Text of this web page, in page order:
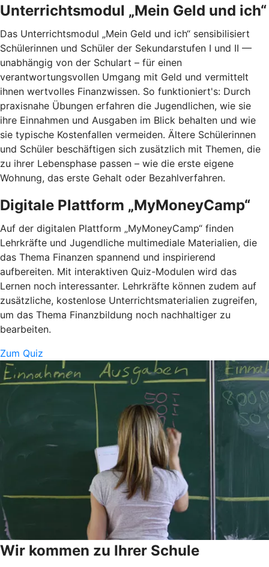
Unterrichtsmodul „Mein Geld und ich“
Das Unterrichtsmodul „Mein Geld und ich“ sensibilisiert
Schülerinnen und Schüler der Sekundarstufen I und II —
unabhängig von der Schulart – für einen
verantwortungsvollen Umgang mit Geld und vermittelt
ihnen wertvolles Finanzwissen. So funktioniert's: Durch
praxisnahe Übungen erfahren die Jugendlichen, wie sie
ihre Einnahmen und Ausgaben im Blick behalten und wie
sie typische Kostenfallen vermeiden. Ältere Schülerinnen
und Schüler beschäftigen sich zusätzlich mit Themen, die
zu ihrer Lebensphase passen – wie die erste eigene
Wohnung, das erste Gehalt oder Bezahlverfahren.
Digitale Plattform „MyMoneyCamp“
Auf der digitalen Plattform „MyMoneyCamp“ finden
Lehrkräfte und Jugendliche multimediale Materialien, die
das Thema Finanzen spannend und inspirierend
aufbereiten. Mit interaktiven Quiz-Modulen wird das
Lernen noch interessanter. Lehrkräfte können zudem auf
zusätzliche, kostenlose Unterrichtsmaterialien zugreifen,
um das Thema Finanzbildung noch nachhaltiger zu
bearbeiten.
Zum Quiz
Wir kommen zu Ihrer Schule